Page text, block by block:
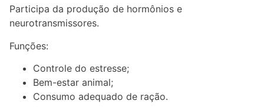
Participa da produção de hormônios e
neurotransmissores.
Funções:
Controle do estresse;
Bem-estar animal;
Consumo adequado de ração.